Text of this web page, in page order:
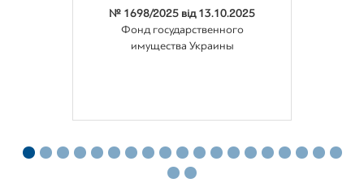
№ 1698/2025 від 13.10.2025
Фонд государственного
имущества Украины